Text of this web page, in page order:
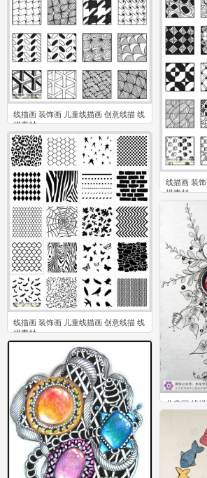
线描画 装
描素材
线描画 装饰画 儿童线描画 创意线描 线
描素材
儿童画 线
0
线描画 装饰画 儿童线描画 创意线描 线
描素材
0